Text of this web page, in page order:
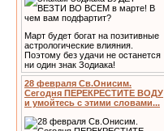
Март будет богат на позитивные
астрологические влияния.
Поэтому без удачи не останется
ни один знак Зодиака!
28 февраля Св.Онисим.
Сегодня ПЕРЕКРЕСТИТЕ ВОДУ
и умойтесь с этими словами...